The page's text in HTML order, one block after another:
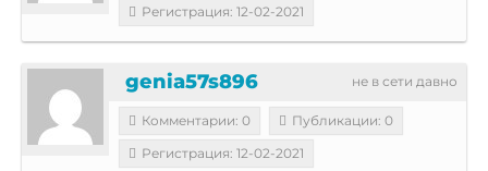
Регистрация: 12-02-2021
не в сети давно
genia57s896
Комментарии: 0
Публикации: 0
Регистрация: 12-02-2021